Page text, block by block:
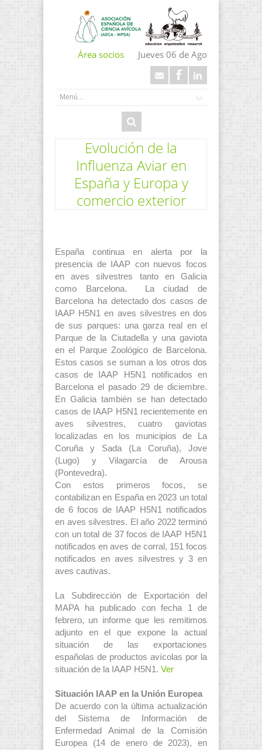
Área socios Jueves 06 de Ago
Evolución de la
Influenza Aviar en
España y Europa y
comercio exterior
España continua en alerta por la
presencia de IAAP con nuevos focos
en aves silvestres tanto en Galicia
como Barcelona. La ciudad de
Barcelona ha detectado dos casos de
IAAP H5N1 en aves silvestres en dos
de sus parques: una garza real en el
Parque de la Ciutadella y una gaviota
en el Parque Zoológico de Barcelona.
Estos casos se suman a los otros dos
casos de IAAP H5N1 notificados en
Barcelona el pasado 29 de diciembre.
En Galicia también se han detectado
casos de IAAP H5N1 recientemente en
aves silvestres, cuatro gaviotas
localizadas en los municipios de La
Coruña y Sada (La Coruña), Jove
(Lugo) y Vilagarcía de Arousa
(Pontevedra).
Con estos primeros focos, se
contabilizan en España en 2023 un total
de 6 focos de IAAP H5N1 notificados
en aves silvestres. El año 2022 terminó
con un total de 37 focos de IAAP H5N1
notificados en aves de corral, 151 focos
notificados en aves silvestres y 3 en
aves cautivas.
La Subdirección de Exportación del
MAPA ha publicado con fecha 1 de
febrero, un informe que les remitimos
adjunto en el que expone la actual
situación de las exportaciones
españolas de productos avícolas por la
situación de la IAAP H5N1. Ver
Situación IAAP en la Unión Europea
De acuerdo con la última actualización
del Sistema de Información de
Enfermedad Animal de la Comisión
Europea (14 de enero de 2023), en